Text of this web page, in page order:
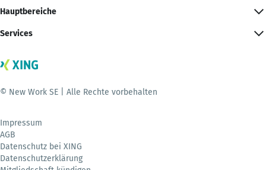
Hauptbereiche
Services
© New Work SE | Alle Rechte vorbehalten
Impressum
AGB
Datenschutz bei XING
Datenschutzerklärung